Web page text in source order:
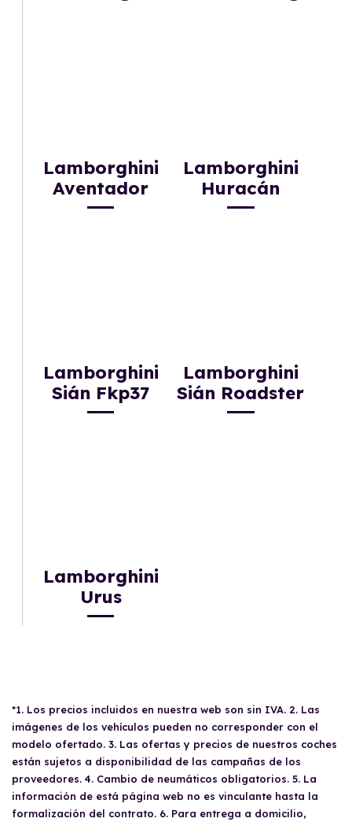
Lamborghini
Aventador
Lamborghini
Huracán
Lamborghini
Sián Fkp37
Lamborghini
Sián Roadster
Lamborghini
Urus
*1. Los precios incluidos en nuestra web son sin IVA. 2. Las
imágenes de los vehículos pueden no corresponder con el
modelo ofertado. 3. Las ofertas y precios de nuestros coches
están sujetos a disponibilidad de las campañas de los
proveedores. 4. Cambio de neumáticos obligatorios. 5. La
información de está página web no es vinculante hasta la
formalización del contrato. 6. Para entrega a domicilio,